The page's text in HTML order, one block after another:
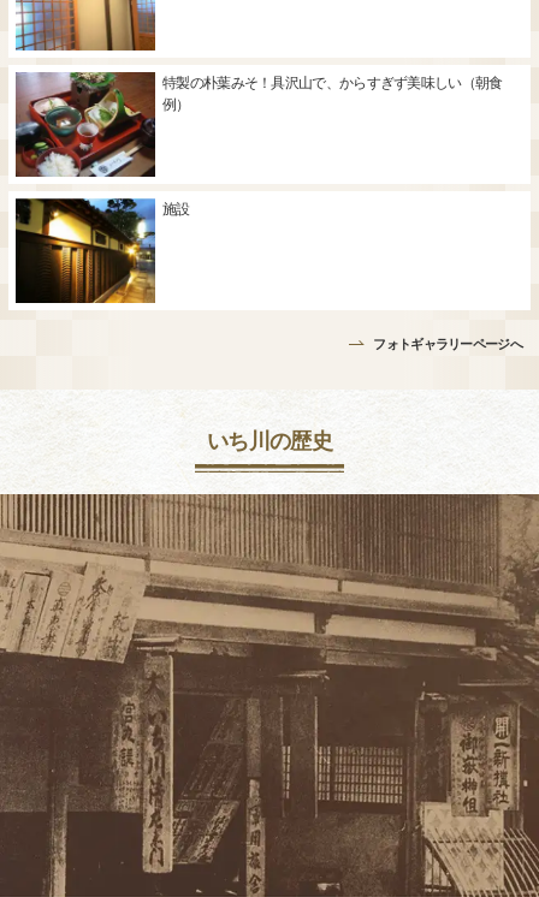
特製の朴葉みそ！具沢山で、からすぎず美味しい（朝食
例）
施設
フォトギャラリーページへ
いち川の歴史